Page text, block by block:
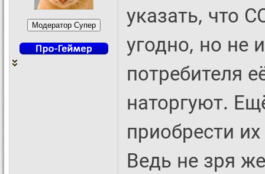
указать, что
угодно, но не
потребителя
наторгуют.
приобрести
Ведь не зря